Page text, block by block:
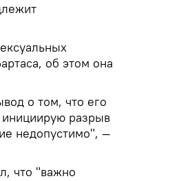
об этом она
о том, что его
разрыв
недопустимо", —
что "важно